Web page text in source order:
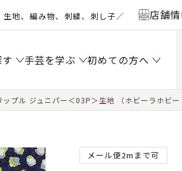
生地、編み物、刺繍、刺し子／ 店舗
手芸を学ぶ 初めての方へ
ップル ジュニパー＜03P＞生地 （ホビーラホビ
メール便2mまで可